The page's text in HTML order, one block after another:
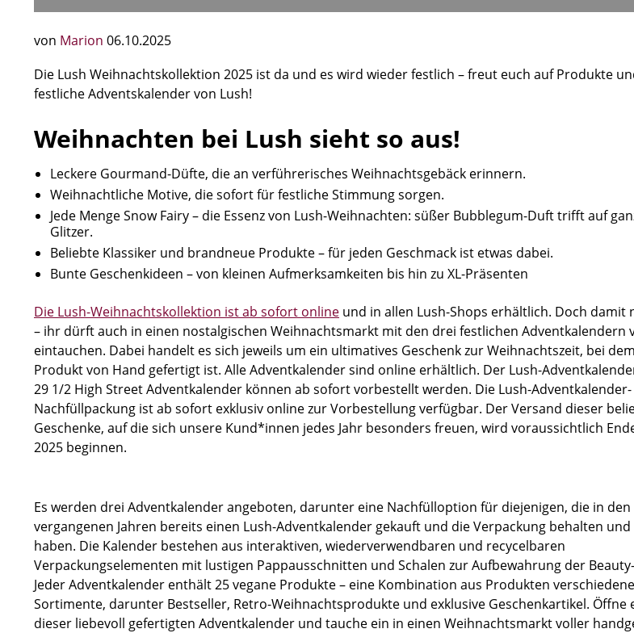
von Marion 06.10.2025
Die Lush Weihnachtskollektion 2025 ist da und es wird wieder festlich – freut euch auf Produkte
festliche Adventskalender von Lush!
Weihnachten bei Lush sieht so aus!
Leckere Gourmand-Düfte, die an verführerisches Weihnachtsgebäck erinnern.
Weihnachtliche Motive, die sofort für festliche Stimmung sorgen.
Jede Menge Snow Fairy – die Essenz von Lush-Weihnachten: süßer Bubblegum-Duft trifft auf
Glitzer.
Beliebte Klassiker und brandneue Produkte – für jeden Geschmack ist etwas dabei.
Bunte Geschenkideen – von kleinen Aufmerksamkeiten bis hin zu XL-Präsenten
Die Lush-Weihnachtskollektion ist ab sofort online und in allen Lush-Shops erhältlich. Doch damit
– ihr dürft auch in einen nostalgischen Weihnachtsmarkt mit den drei festlichen Adventkalendern
eintauchen. Dabei handelt es sich jeweils um ein ultimatives Geschenk zur Weihnachtszeit, bei
Produkt von Hand gefertigt ist. Alle Adventkalender sind online erhältlich. Der Lush-
29 1/2 High Street Adventkalender können ab sofort vorbestellt werden. Die Lush-Adventkalender-
Nachfüllpackung ist ab sofort exklusiv online zur Vorbestellung verfügbar. Der Versand dieser
Geschenke, auf die sich unsere Kund*innen jedes Jahr besonders freuen, wird voraussichtlich
2025 beginnen.
Es werden drei Adventkalender angeboten, darunter eine Nachfülloption für diejenigen, die in den
vergangenen Jahren bereits einen Lush-Adventkalender gekauft und die Verpackung behalten
haben. Die Kalender bestehen aus interaktiven, wiederverwendbaren und recycelbaren
Verpackungselementen mit lustigen Pappausschnitten und Schalen zur Aufbewahrung der
Jeder Adventkalender enthält 25 vegane Produkte – eine Kombination aus Produkten
Sortimente, darunter Bestseller, Retro-Weihnachtsprodukte und exklusive Geschenkartikel. Öffne
dieser liebevoll gefertigten Adventkalender und tauche ein in einen Weihnachtsmarkt voller